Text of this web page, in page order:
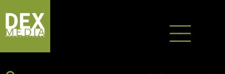
contenido